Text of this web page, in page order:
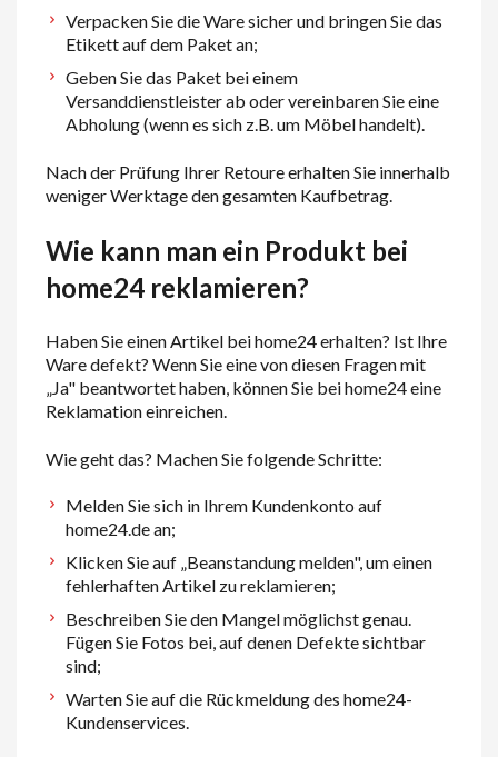
Verpacken Sie die Ware sicher und bringen Sie das
Etikett auf dem Paket an;
Geben Sie das Paket bei einem
Versanddienstleister ab oder vereinbaren Sie eine
Abholung (wenn es sich z.B. um Möbel handelt).
Nach der Prüfung Ihrer Retoure erhalten Sie innerhalb
weniger Werktage den gesamten Kaufbetrag.
Wie kann man ein Produkt bei
home24 reklamieren?
Haben Sie einen Artikel bei home24 erhalten? Ist Ihre
Ware defekt? Wenn Sie eine von diesen Fragen mit
„Ja" beantwortet haben, können Sie bei home24 eine
Reklamation einreichen.
Wie geht das? Machen Sie folgende Schritte:
Melden Sie sich in Ihrem Kundenkonto auf
home24.de an;
Klicken Sie auf „Beanstandung melden", um einen
fehlerhaften Artikel zu reklamieren;
Beschreiben Sie den Mangel möglichst genau.
Fügen Sie Fotos bei, auf denen Defekte sichtbar
sind;
Warten Sie auf die Rückmeldung des home24-
Kundenservices.